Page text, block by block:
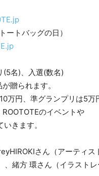
トバッグの日）
)、入選(数名)
れます。
準グランプリは5万
のイベントや
ます。
さん（アーティスト
さん（イラストレー